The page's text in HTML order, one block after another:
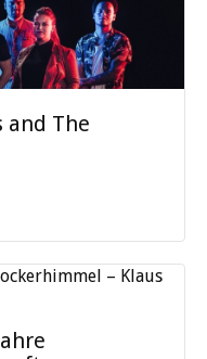
and The